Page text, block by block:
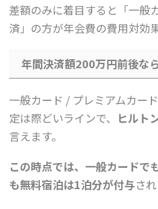
差額のみに着目すると「一般
済」の方が年会費の費用対効
年間決済額200万円前後な
一般カード / プレミアムカー
定は際どいラインで、
ヒルト
言えます。
この時点では、一般カードで
も無料宿泊は1泊分が付与され